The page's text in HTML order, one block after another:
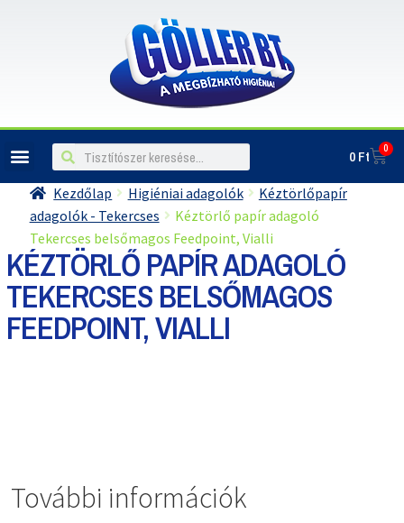
0Ft 0
Kezdőlap Higiéniai adagolók
Kéztörlőpapír
adagolók - Tekercses
Kéztörlő papír adagoló
Tekercses belsőmagos Feedpoint, Vialli
KÉZTÖRLŐ PAPÍR ADAGOLÓ
TEKERCSES BELSŐMAGOS
FEEDPOINT, VIALLI
További információk